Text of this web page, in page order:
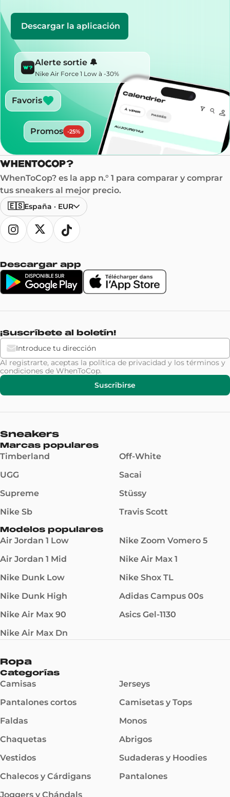
Descargar la aplicación
Alerte sortie 🔔
Nike Air Force 1 Low à -30%
Favoris
Promos -25%
WhenToCop? es la app n.° 1 para comparar y comprar
tus sneakers al mejor precio.
🇪🇸España · EUR
Descargar app
¡Suscríbete al boletín!
Al registrarte, aceptas la política de privacidad y los términos y
condiciones de WhenToCop.
Suscribirse
Sneakers
Marcas populares
Timberland
UGG
Supreme
Nike Sb
Off-White
Sacai
Stüssy
Travis Scott
Modelos populares
Air Jordan 1 Low
Air Jordan 1 Mid
Nike Dunk Low
Nike Dunk High
Nike Air Max 90
Nike Air Max Dn
Nike Zoom Vomero 5
Nike Air Max 1
Nike Shox TL
Adidas Campus 00s
Asics Gel-1130
Ropa
Categorías
Camisas
Pantalones cortos
Faldas
Chaquetas
Vestidos
Chalecos y Cárdigans
Joggers y Chándals
Jerseys
Camisetas y Tops
Monos
Abrigos
Sudaderas y Hoodies
Pantalones